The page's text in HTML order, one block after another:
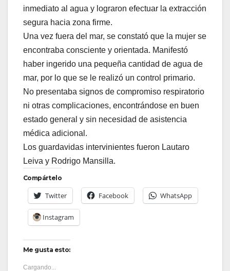
inmediato al agua y lograron efectuar la extracción
segura hacia zona firme.
Una vez fuera del mar, se constató que la mujer se
encontraba consciente y orientada. Manifestó
haber ingerido una pequeña cantidad de agua de
mar, por lo que se le realizó un control primario.
No presentaba signos de compromiso respiratorio
ni otras complicaciones, encontrándose en buen
estado general y sin necesidad de asistencia
médica adicional.
Los guardavidas intervinientes fueron Lautaro
Leiva y Rodrigo Mansilla.
Compártelo
Twitter Facebook WhatsApp
Instagram
Me gusta esto:
Cargando...